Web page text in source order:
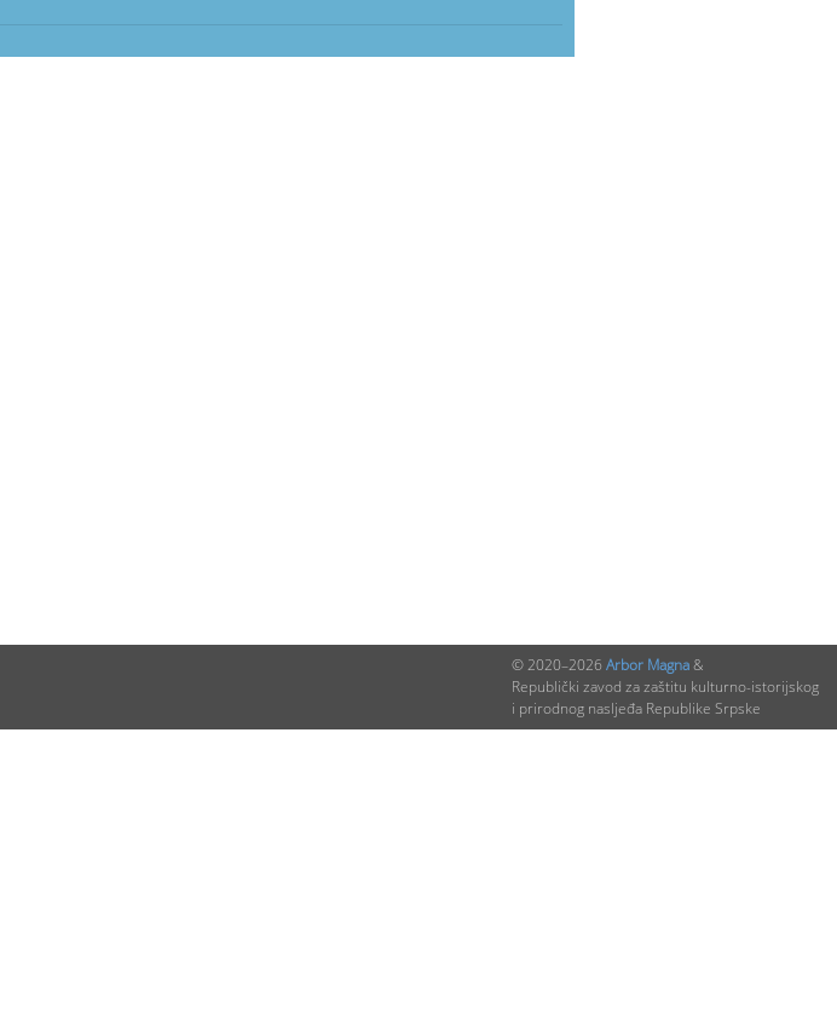
© 2020–2026 Arbor Magna&
Republički zavod za zaštitu kulturno-istorijskog
i prirodnog nasljeđa Republike Srpske